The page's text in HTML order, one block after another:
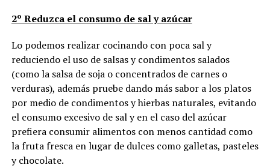
2º Reduzca el consumo de sal y azúcar
Lo podemos realizar cocinando con poca sal y
reduciendo el uso de salsas y condimentos salados
(como la salsa de soja o concentrados de carnes o
verduras), además pruebe dando más sabor a los platos
por medio de condimentos y hierbas naturales, evitando
el consumo excesivo de sal y en el caso del azúcar
prefiera consumir alimentos con menos cantidad como
la fruta fresca en lugar de dulces como galletas, pasteles
y chocolate.